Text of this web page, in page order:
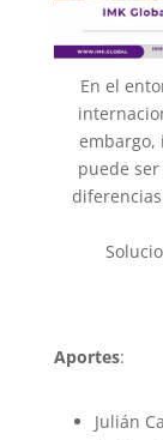
En el
embargo,
puede
Aportes:
Julián